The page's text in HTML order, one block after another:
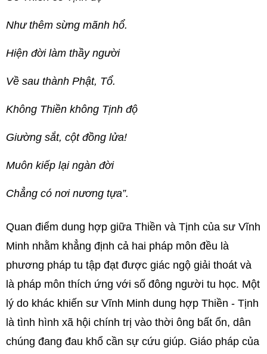
Như thêm sừng mãnh hổ.
Hiện đời làm thầy người
Về sau thành Phật, Tổ.
Không Thiền không Tịnh độ
Giường sắt, cột đồng lửa!
Muôn kiếp lại ngàn đời
Chẳng có nơi nương tựa”.
Quan điểm dung hợp giữa Thiền và Tịnh của sư Vĩnh
Minh nhằm khẳng định cả hai pháp môn đều là
phương pháp tu tập đạt được giác ngộ giải thoát và
là pháp môn thích ứng với số đông người tu học. Một
lý do khác khiến sư Vĩnh Minh dung hợp Thiền - Tịnh
là tình hình xã hội chính trị vào thời ông bất ổn, dân
chúng đang đau khổ cần sự cứu giúp. Giáo pháp của